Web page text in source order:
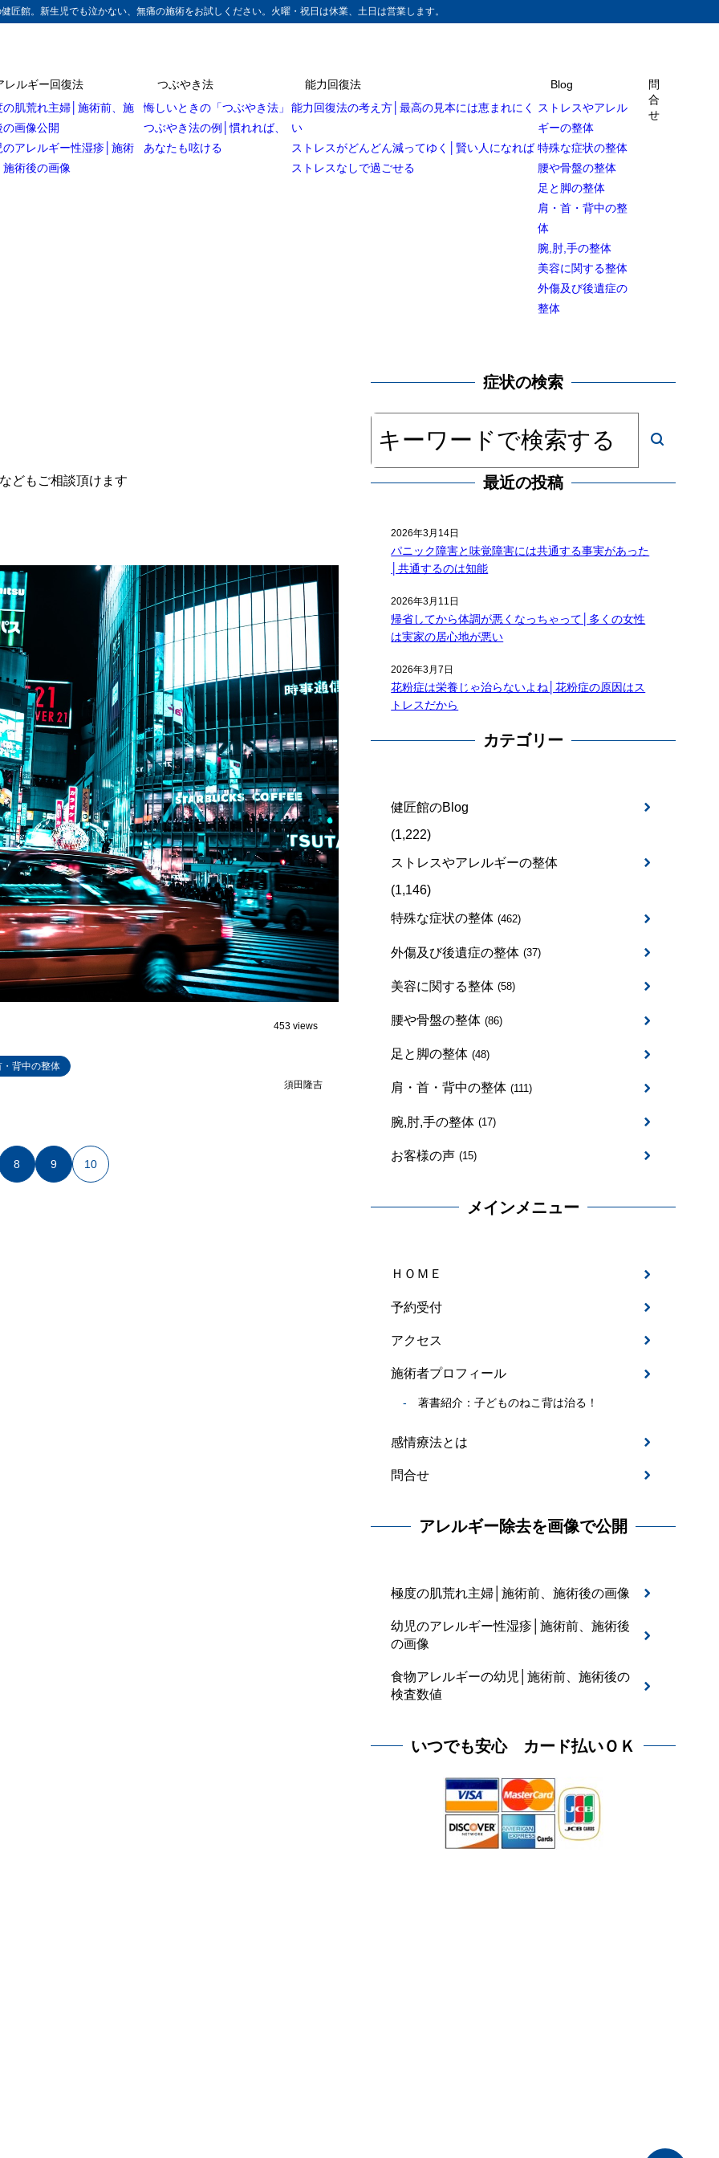
館。新生児でも泣かない、無痛の施術をお試しください。火曜・祝日は休業、土日は営業します。
レルギー回復法
の肌荒れ主婦│施術前、施
の画像公開
のアレルギー性湿疹│施術
施術後の画像
つぶやき法
悔しいときの「つぶやき法」
つぶやき法の例│慣れれば、
あなたも呟ける
能力回復法
能力回復法の考え方│最高の見本には恵まれにく
い
ストレスがどんどん減ってゆく│賢い人になれば
ストレスなしで過ごせる
Blog
ストレスやアレル
ギーの整体
特殊な症状の整体
腰や骨盤の整体
足と脚の整体
肩・首・背中の整
体
腕,肘,手の整体
美容に関する整体
外傷及び後遺症の
整体
問
合
せ
どもご相談頂けます
453 views
・背中の整体
須田隆吉
8 9 10
症状の検索
最近の投稿
パニック障害と味覚障害には共通する事実があった
│共通するのは知能
2026年3月14日
帰省してから体調が悪くなっちゃって│多くの女性
は実家の居心地が悪い
2026年3月11日
花粉症は栄養じゃ治らないよね│花粉症の原因はス
トレスだから
2026年3月7日
カテゴリー
健匠館のBlog
(1,222)
ストレスやアレルギーの整体
(1,146)
特殊な症状の整体 (462)
外傷及び後遺症の整体 (37)
美容に関する整体 (58)
腰や骨盤の整体 (86)
足と脚の整体 (48)
肩・首・背中の整体 (111)
腕,肘,手の整体 (17)
お客様の声 (15)
メインメニュー
ＨＯＭＥ
予約受付
アクセス
施術者プロフィール
著書紹介：子どものねこ背は治る！
感情療法とは
問合せ
アレルギー除去を画像で公開
極度の肌荒れ主婦│施術前、施術後の画像
幼児のアレルギー性湿疹│施術前、施術後
の画像
食物アレルギーの幼児│施術前、施術後の
検査数値
いつでも安心 カード払いＯＫ